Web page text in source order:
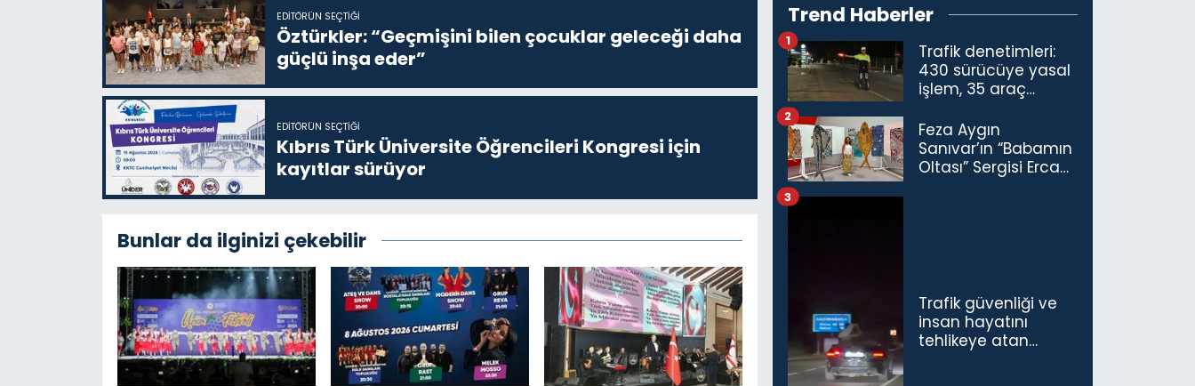
EDITÖRÜN SEÇTIĞI
Öztürkler: “Geçmişini bilen çocuklar geleceği daha
güçlü inşa eder”
EDITÖRÜN SEÇTIĞI
Kıbrıs Türk Üniversite Öğrencileri Kongresi için
kayıtlar sürüyor
Bunlar da ilginizi çekebilir
Trend Haberler
Trafik denetimleri:
430 sürücüye yasal
işlem, 35 araç
1
Feza Aygın
Sanıvar’ın “Babamın
Oltası” Sergisi Ercan
2
Trafik güvenliği ve
insan hayatını
tehlikeye atan
3